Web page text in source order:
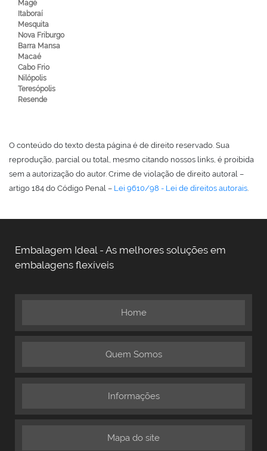
Magé
Itaboraí
Mesquita
Nova Friburgo
Barra Mansa
Macaé
Cabo Frio
Nilópolis
Teresópolis
Resende
O conteúdo do texto desta página é de direito reservado. Sua
reprodução, parcial ou total, mesmo citando nossos links, é proibida
sem a autorização do autor. Crime de violação de direito autoral –
artigo 184 do Código Penal – Lei 9610/98 - Lei de direitos autorais.
Embalagem Ideal - As melhores soluções em
embalagens flexíveis
Home
Quem Somos
Informações
Mapa do site